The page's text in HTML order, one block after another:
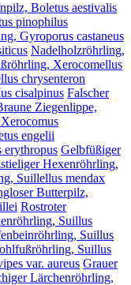
Boletus aestivalis
pinophilus
Gyroporus castaneus
Nadelholzröhrling,
Xerocomellus
chrysenteron
cisalpinus Falscher
Ziegenlippe,
engelii
erythropus Gelbfüßiger
Hexenröhrling,
Suillellus mendax
Butterpilz,
Rostroter
Suillus
Suillus
Suillus
var. aureus Grauer
Lärchenröhrling,